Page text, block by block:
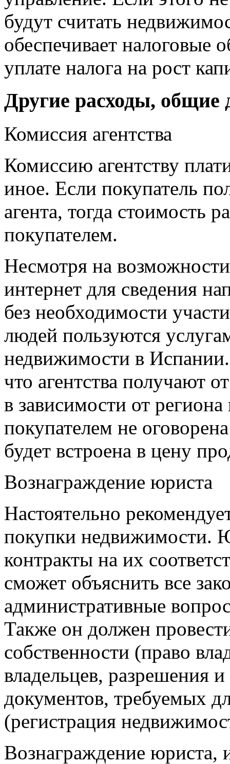
будут считать
обеспечивает налоговые
уплате налога на рост
Другие расходы, общие
Комиссия агентства
Комиссию агентству
иное. Если покупатель
агента, тогда стоимость
покупателем.
Несмотря на
интернет для сведения
без необходимости
людей пользуются
недвижимости в
что агентства получают
в зависимости от
покупателем не
будет встроена в цену
Вознаграждение юриста
Настоятельно
покупки недвижимости.
контракты на их
сможет объяснить все
административные
Также он должен
собственности (право
владельцев, разрешения
документов, требуемых
(регистрация
Вознаграждение юриста,